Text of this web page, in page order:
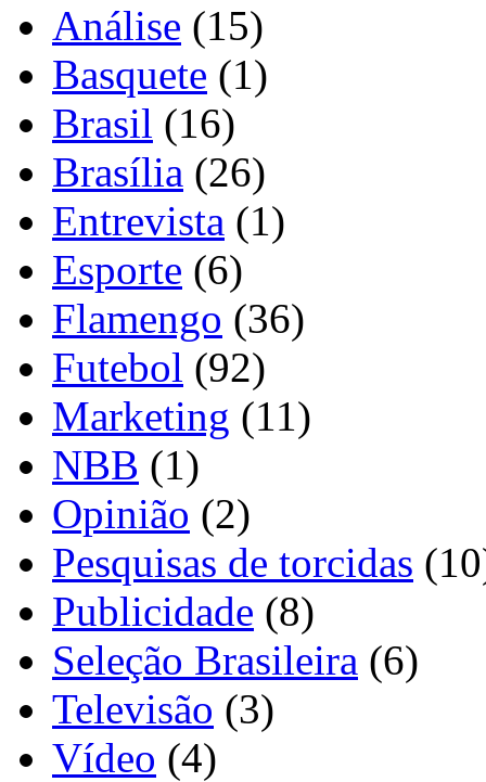
Análise (15)
Basquete (1)
Brasil (16)
Brasília (26)
Entrevista (1)
Esporte (6)
Flamengo (36)
Futebol (92)
Marketing (11)
NBB (1)
Opinião (2)
Pesquisas de torcidas
Publicidade (8)
Seleção Brasileira (6)
Televisão (3)
Vídeo (4)